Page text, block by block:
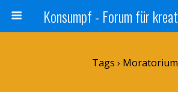
Tags › Moratorium